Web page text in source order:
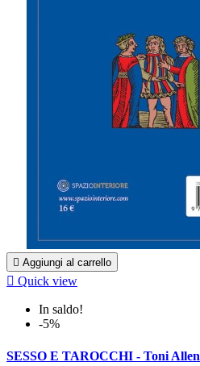
 Aggiungi al carrello
 Quick view
In saldo!
-5%
SESSO E TAROCCHI - Toni Allen